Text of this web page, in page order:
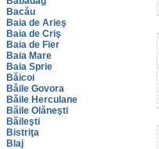
Bacău
Baia de Arieş
Baia de Criş
Baia de Fier
Baia Mare
Baia Sprie
Băicoi
Băile Govora
Băile Herculane
Băile Olăneşti
Băileşti
Bistriţa
Blaj